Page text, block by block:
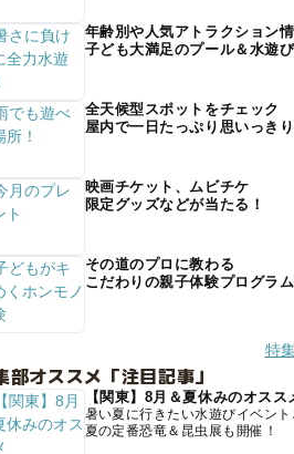
年齢別や人気アトラクション
子ども大満足のプール＆水遊
全天候型スポットをチェック
屋内で一日たっぷり思いっき
映画チケット、ムビチケ
限定グッズなどが当たる！
その道のプロに教わる
こだわりの親子体験プログラム
特
部オススメ「注目記事」
【関東】8月＆夏休みのオスス
暑い夏に行きたい水遊びイベント
夏の定番恐竜＆昆虫展も開催！